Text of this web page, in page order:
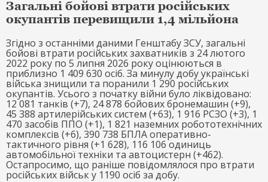
Загальні бойові втрати російських
окупантів перевищили 1,4 мільйона
Згідно з останніми даними Генштабу ЗСУ, загальні
бойові втрати російських захватників з 24 лютого
2022 року по 5 липня 2026 року оцінюються в
приблизно 1 409 630 осіб. За минулу добу українські
війська знищили та поранили 1 290 російських
окупантів. Усього з початку війни було ліквідовано:
12 081 танків (+7), 24 878 бойових бронемашин (+9),
45 388 артилерійських систем (+63), 1 916 РСЗО (+3), 1
470 засобів ППО (+1), 1 821 наземних робототехнічних
комплексів (+6), 390 738 БПЛА оперативно-
тактичного рівня (+1 628), 116 106 одиниць
автомобільної техніки та автоцистерн (+462).
Остапросимо, що раніше повідомлялося про втрати
російських військ у 1190 осіб за добу.